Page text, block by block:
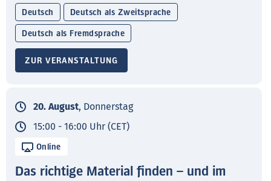
Deutsch Deutsch als Zweitsprache
Deutsch als Fremdsprache
ZUR VERANSTALTUNG
20. August, Donnerstag
15:00 - 16:00 Uhr (CET)
Online
Das richtige Material finden – und im